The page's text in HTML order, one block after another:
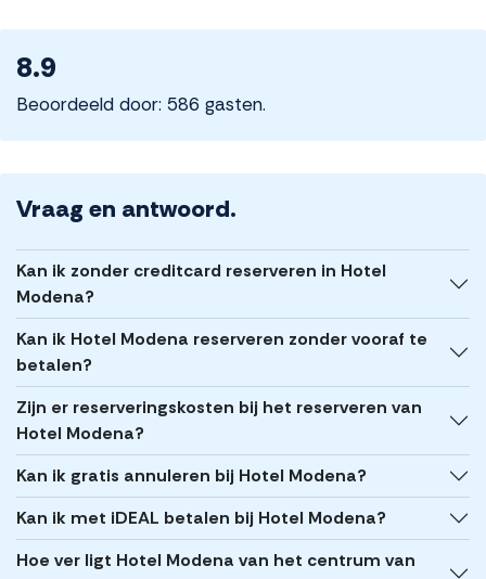
8.9
Beoordeeld door: 586 gasten.
Vraag en antwoord.
Kan ik zonder creditcard reserveren in Hotel
Modena?
Kan ik Hotel Modena reserveren zonder vooraf te
betalen?
Zijn er reserveringskosten bij het reserveren van
Hotel Modena?
Kan ik gratis annuleren bij Hotel Modena?
Kan ik met iDEAL betalen bij Hotel Modena?
Hoe ver ligt Hotel Modena van het centrum van